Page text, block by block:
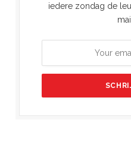
iedere zondag de